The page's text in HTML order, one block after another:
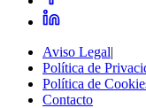
Aviso Legal|
Política de
Política de
Contacto